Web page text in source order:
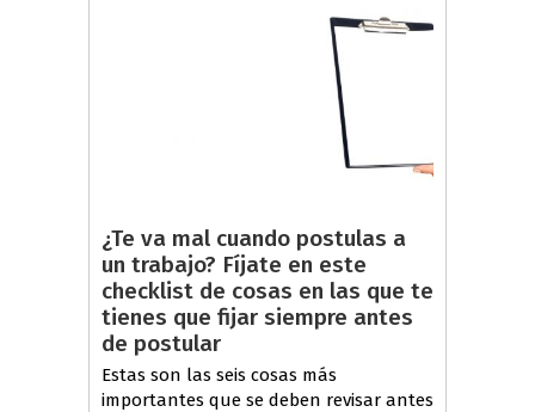
¿Te va mal cuando postulas a
un trabajo? Fíjate en este
checklist de cosas en las que te
tienes que fijar siempre antes
de postular
Estas son las seis cosas más
importantes que se deben revisar antes